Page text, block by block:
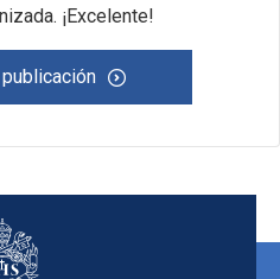
¡Excelente!